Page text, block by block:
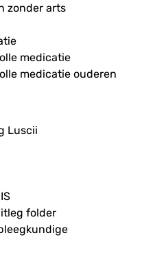
zonder arts
medicatie
medicatie ouderen
Luscii
folder